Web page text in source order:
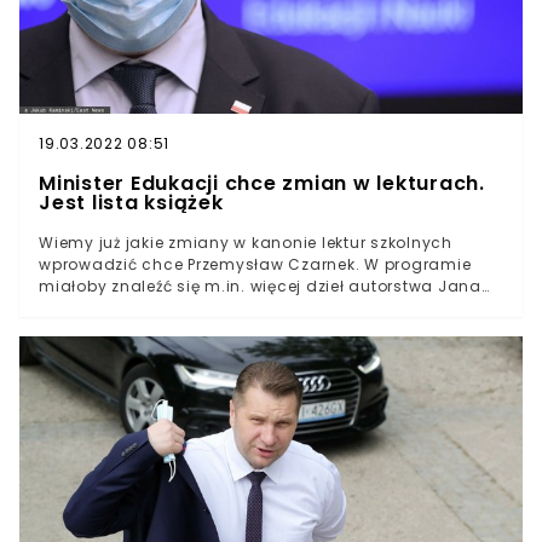
19.03.2022 08:51
Minister Edukacji chce zmian w lekturach.
Jest lista książek
Wiemy już jakie zmiany w kanonie lektur szkolnych
wprowadzić chce Przemysław Czarnek. W programie
miałoby znaleźć się m.in. więcej dzieł autorstwa Jana
poruszających tematykę życia dwóch najsłynniejszych
polskich duchownych. Przemysław Czarnek proponuje
zmiany w spisie lektur Ministerstwo Edukacji i Nauki
skierowało projekt zmian w kanonie lektur do
konsultacji. Większość wprowadzonych nowości nie
powinna dziwić - zapowiadano je wszak już od jakiegoś
czasu. Z czego mają wynikać zmiany? Resort
Przemysława Czarnka argumentuje swoją inicjatywę
"potrzebą pełniejszej korelacji wykazu lektur z celami